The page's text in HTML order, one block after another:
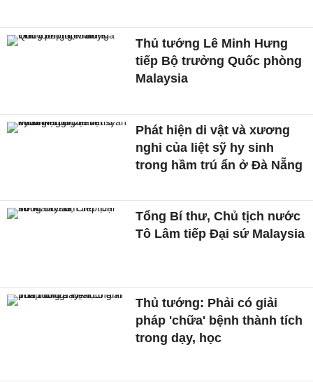
Thủ tướng Lê Minh Hưng
tiếp Bộ trưởng Quốc phòng
Malaysia
Phát hiện di vật và xương
nghi của liệt sỹ hy sinh
trong hầm trú ẩn ở Đà Nẵng
Tổng Bí thư, Chủ tịch nước
Tô Lâm tiếp Đại sứ Malaysia
Thủ tướng: Phải có giải
pháp 'chữa' bệnh thành tích
trong dạy, học